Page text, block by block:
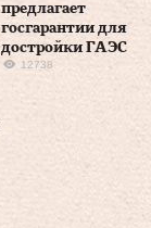
предлагает
госгарантии для
достройки ГАЭС
12738